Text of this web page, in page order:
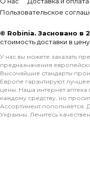
Пользовательское
© Robinia. Засновано в
стоимость доставки в
У нас вы можете заказать
предназначения
Высочайшие стандарты
Европе гарантируют
цены. Наша интернет
каждому средству, но
Ассортимент пополняется.
Украины. Лечитесь